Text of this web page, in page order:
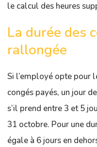
le calcul des heures
La durée des
rallongée
Si l’employé opte pour
congés payés, un jour
s’il prend entre 3 et 5
31 octobre. Pour une
égale à 6 jours en